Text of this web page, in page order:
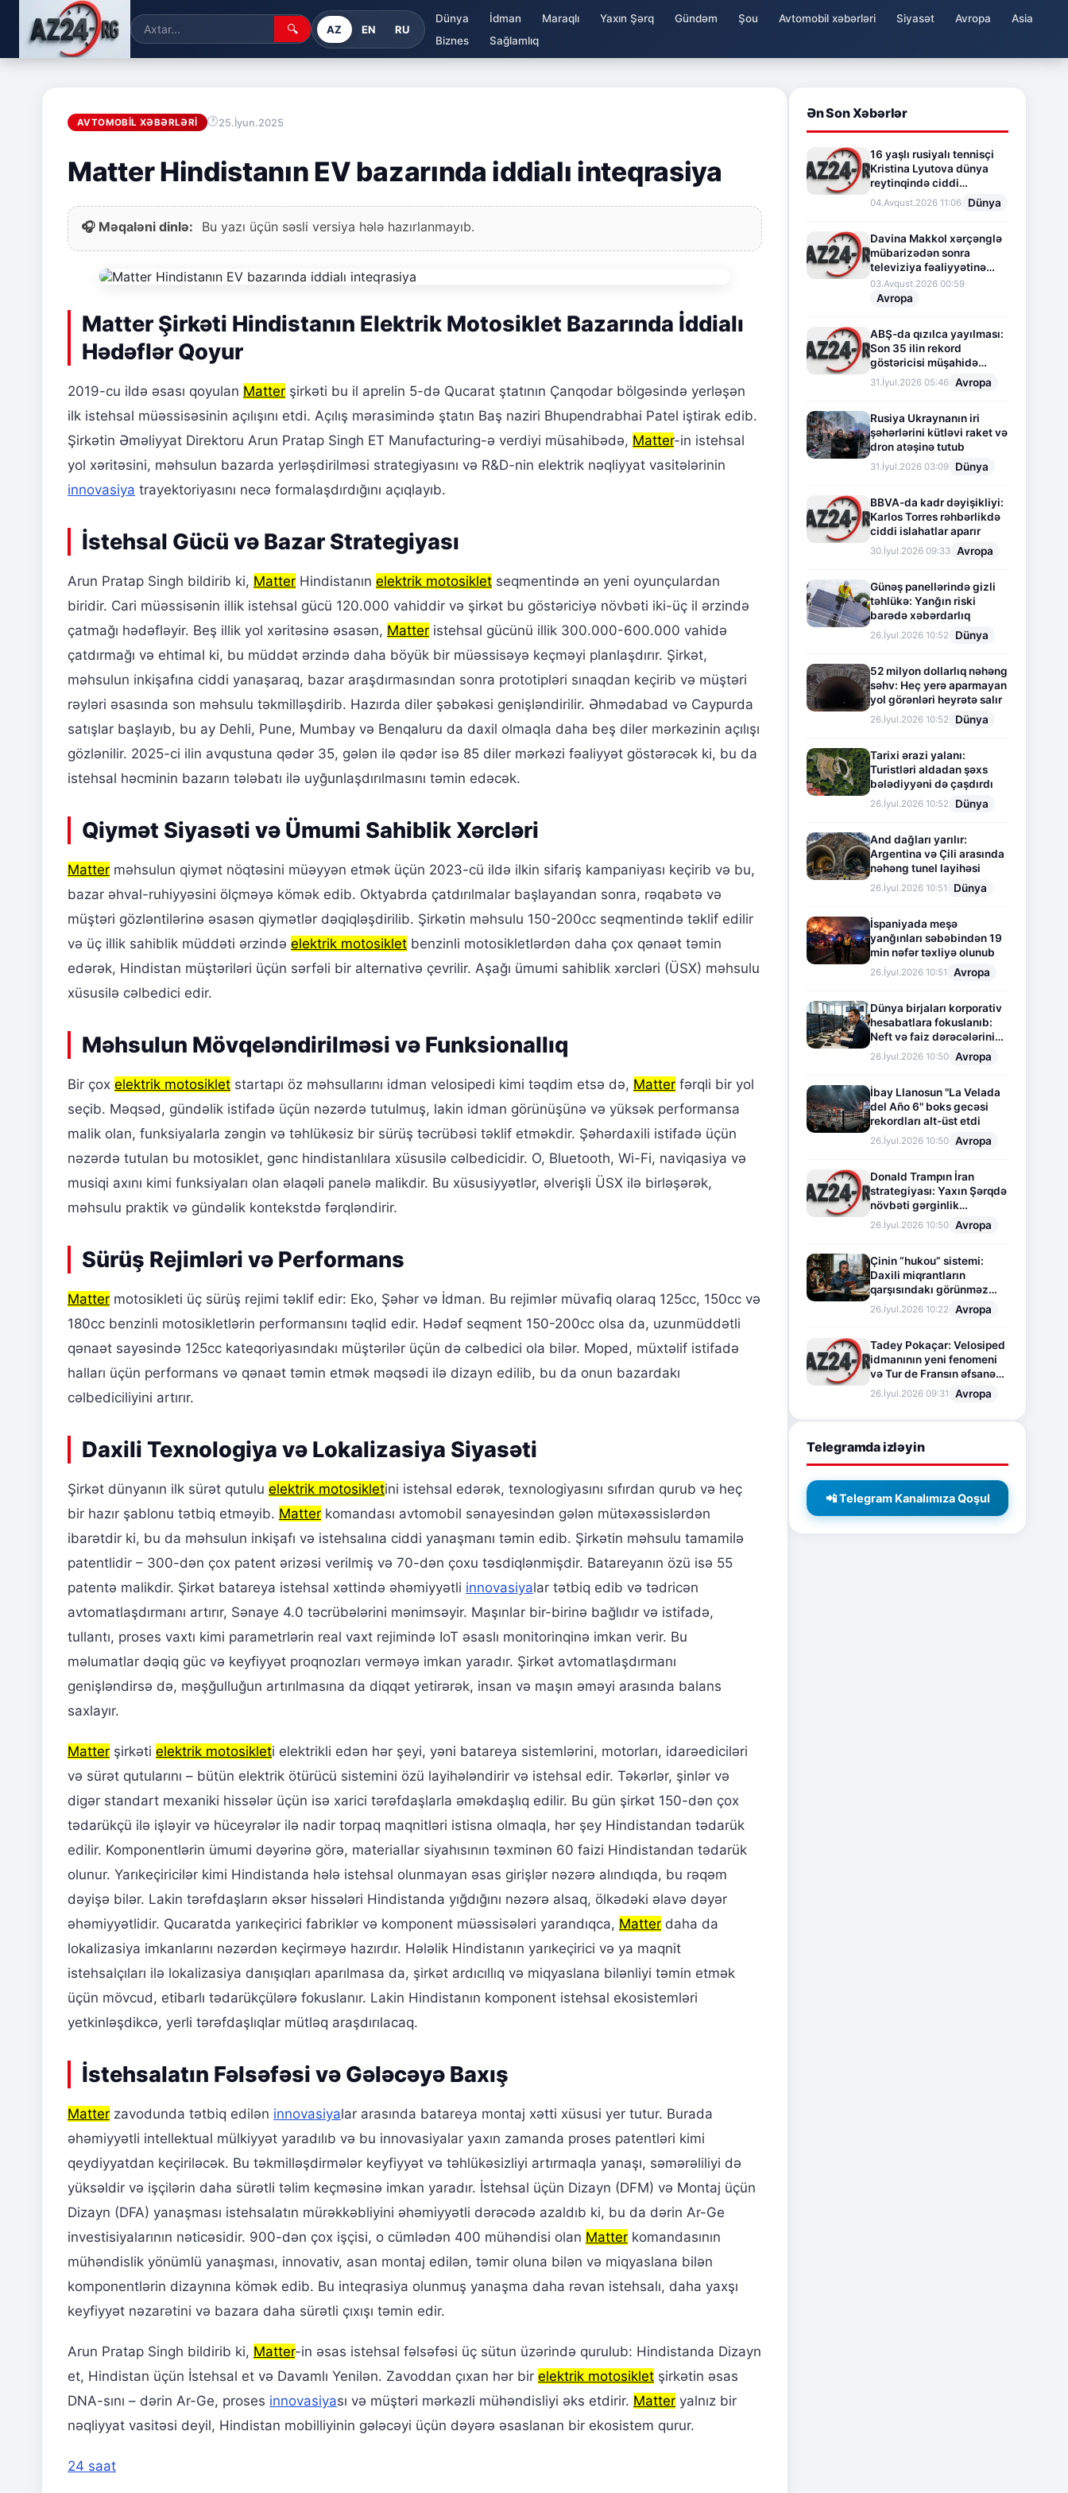
🔍 AZ EN RU
Dünya İdman Maraqlı Yaxın Şərq Gündəm Şou Avtomobil xəbərləri Siyasət Avropa
Asia
Biznes
Sağlamlıq
AVTOMOBIL XƏBƏRLƏRI 25.İyun.2025
Matter Hindistanın EV bazarında iddialı inteqrasiya
🎧 Məqaləni dinlə: Bu yazı üçün səsli versiya hələ hazırlanmayıb.
Matter Şirkəti Hindistanın Elektrik Motosiklet Bazarında İddialı
Hədəflər Qoyur
2019-cu ildə əsası qoyulan Matter şirkəti bu il aprelin 5-də Qucarat ştatının Çanqodar bölgəsində yerləşən
ilk istehsal müəssisəsinin açılışını etdi. Açılış mərasimində ştatın Baş naziri Bhupendrabhai Patel iştirak edib.
Şirkətin Əməliyyat Direktoru Arun Pratap Singh ET Manufacturing-ə verdiyi müsahibədə, Matter-in istehsal
yol xəritəsini, məhsulun bazarda yerləşdirilməsi strategiyasını və R&D-nin elektrik nəqliyyat vasitələrinin
innovasiya trayektoriyasını necə formalaşdırdığını açıqlayıb.
İstehsal Gücü və Bazar Strategiyası
Arun Pratap Singh bildirib ki, Matter Hindistanın elektrik motosiklet seqmentində ən yeni oyunçulardan
biridir. Cari müəssisənin illik istehsal gücü 120.000 vahiddir və şirkət bu göstəriciyə növbəti iki-üç il ərzində
çatmağı hədəfləyir. Beş illik yol xəritəsinə əsasən, Matter istehsal gücünü illik 300.000-600.000 vahidə
çatdırmağı və ehtimal ki, bu müddət ərzində daha böyük bir müəssisəyə keçməyi planlaşdırır. Şirkət,
məhsulun inkişafına ciddi yanaşaraq, bazar araşdırmasından sonra prototipləri sınaqdan keçirib və müştəri
rəyləri əsasında son məhsulu təkmilləşdirib. Hazırda diler şəbəkəsi genişləndirilir. Əhmədabad və Caypurda
satışlar başlayıb, bu ay Dehli, Pune, Mumbay və Benqaluru da daxil olmaqla daha beş diler mərkəzinin açılışı
gözlənilir. 2025-ci ilin avqustuna qədər 35, gələn ilə qədər isə 85 diler mərkəzi fəaliyyət göstərəcək ki, bu da
istehsal həcminin bazarın tələbatı ilə uyğunlaşdırılmasını təmin edəcək.
Qiymət Siyasəti və Ümumi Sahiblik Xərcləri
Matter məhsulun qiymət nöqtəsini müəyyən etmək üçün 2023-cü ildə ilkin sifariş kampaniyası keçirib və bu,
bazar əhval-ruhiyyəsini ölçməyə kömək edib. Oktyabrda çatdırılmalar başlayandan sonra, rəqabətə və
müştəri gözləntilərinə əsasən qiymətlər dəqiqləşdirilib. Şirkətin məhsulu 150-200cc seqmentində təklif edilir
və üç illik sahiblik müddəti ərzində elektrik motosiklet benzinli motosikletlərdən daha çox qənaət təmin
edərək, Hindistan müştəriləri üçün sərfəli bir alternativə çevrilir. Aşağı ümumi sahiblik xərcləri (ÜSX) məhsulu
xüsusilə cəlbedici edir.
Məhsulun Mövqeləndirilməsi və Funksionallıq
Bir çox elektrik motosiklet startapı öz məhsullarını idman velosipedi kimi təqdim etsə də, Matter fərqli bir yol
seçib. Məqsəd, gündəlik istifadə üçün nəzərdə tutulmuş, lakin idman görünüşünə və yüksək performansa
malik olan, funksiyalarla zəngin və təhlükəsiz bir sürüş təcrübəsi təklif etməkdir. Şəhərdaxili istifadə üçün
nəzərdə tutulan bu motosiklet, gənc hindistanlılara xüsusilə cəlbedicidir. O, Bluetooth, Wi-Fi, naviqasiya və
musiqi axını kimi funksiyaları olan əlaqəli panelə malikdir. Bu xüsusiyyətlər, əlverişli ÜSX ilə birləşərək,
məhsulu praktik və gündəlik kontekstdə fərqləndirir.
Sürüş Rejimləri və Performans
Matter motosikleti üç sürüş rejimi təklif edir: Eko, Şəhər və İdman. Bu rejimlər müvafiq olaraq 125cc, 150cc və
180cc benzinli motosikletlərin performansını təqlid edir. Hədəf seqment 150-200cc olsa da, uzunmüddətli
qənaət sayəsində 125cc kateqoriyasındakı müştərilər üçün də cəlbedici ola bilər. Moped, müxtəlif istifadə
halları üçün performans və qənaət təmin etmək məqsədi ilə dizayn edilib, bu da onun bazardakı
cəlbediciliyini artırır.
Daxili Texnologiya və Lokalizasiya Siyasəti
Şirkət dünyanın ilk sürət qutulu elektrik motosikletini istehsal edərək, texnologiyasını sıfırdan qurub və heç
bir hazır şablonu tətbiq etməyib. Matter komandası avtomobil sənayesindən gələn mütəxəssislərdən
ibarətdir ki, bu da məhsulun inkişafı və istehsalına ciddi yanaşmanı təmin edib. Şirkətin məhsulu tamamilə
patentlidir – 300-dən çox patent ərizəsi verilmiş və 70-dən çoxu təsdiqlənmişdir. Batareyanın özü isə 55
patentə malikdir. Şirkət batareya istehsal xəttində əhəmiyyətli innovasiyalar tətbiq edib və tədricən
avtomatlaşdırmanı artırır, Sənaye 4.0 təcrübələrini mənimsəyir. Maşınlar bir-birinə bağlıdır və istifadə,
tullantı, proses vaxtı kimi parametrlərin real vaxt rejimində IoT əsaslı monitorinqinə imkan verir. Bu
məlumatlar dəqiq güc və keyfiyyət proqnozları verməyə imkan yaradır. Şirkət avtomatlaşdırmanı
genişləndirsə də, məşğulluğun artırılmasına da diqqət yetirərək, insan və maşın əməyi arasında balans
saxlayır.
Matter şirkəti elektrik motosikleti elektrikli edən hər şeyi, yəni batareya sistemlərini, motorları, idarəediciləri
və sürət qutularını – bütün elektrik ötürücü sistemini özü layihələndirir və istehsal edir. Təkərlər, şinlər və
digər standart mexaniki hissələr üçün isə xarici tərəfdaşlarla əməkdaşlıq edilir. Bu gün şirkət 150-dən çox
tədarükçü ilə işləyir və hüceyrələr ilə nadir torpaq maqnitləri istisna olmaqla, hər şey Hindistandan tədarük
edilir. Komponentlərin ümumi dəyərinə görə, materiallar siyahısının təxminən 60 faizi Hindistandan tədarük
olunur. Yarıkeçiricilər kimi Hindistanda hələ istehsal olunmayan əsas girişlər nəzərə alındıqda, bu rəqəm
dəyişə bilər. Lakin tərəfdaşların əksər hissələri Hindistanda yığdığını nəzərə alsaq, ölkədəki əlavə dəyər
əhəmiyyətlidir. Qucaratda yarıkeçirici fabriklər və komponent müəssisələri yarandıqca, Matter daha da
lokalizasiya imkanlarını nəzərdən keçirməyə hazırdır. Hələlik Hindistanın yarıkeçirici və ya maqnit
istehsalçıları ilə lokalizasiya danışıqları aparılmasa da, şirkət ardıcıllıq və miqyaslana bilənliyi təmin etmək
üçün mövcud, etibarlı tədarükçülərə fokuslanır. Lakin Hindistanın komponent istehsal ekosistemləri
yetkinləşdikcə, yerli tərəfdaşlıqlar mütləq araşdırılacaq.
İstehsalatın Fəlsəfəsi və Gələcəyə Baxış
Matter zavodunda tətbiq edilən innovasiyalar arasında batareya montaj xətti xüsusi yer tutur. Burada
əhəmiyyətli intellektual mülkiyyət yaradılıb və bu innovasiyalar yaxın zamanda proses patentləri kimi
qeydiyyatdan keçiriləcək. Bu təkmilləşdirmələr keyfiyyət və təhlükəsizliyi artırmaqla yanaşı, səmərəliliyi də
yüksəldir və işçilərin daha sürətli təlim keçməsinə imkan yaradır. İstehsal üçün Dizayn (DFM) və Montaj üçün
Dizayn (DFA) yanaşması istehsalatın mürəkkəbliyini əhəmiyyətli dərəcədə azaldıb ki, bu da dərin Ar-Ge
investisiyalarının nəticəsidir. 900-dən çox işçisi, o cümlədən 400 mühəndisi olan Matter komandasının
mühəndislik yönümlü yanaşması, innovativ, asan montaj edilən, təmir oluna bilən və miqyaslana bilən
komponentlərin dizaynına kömək edib. Bu inteqrasiya olunmuş yanaşma daha rəvan istehsalı, daha yaxşı
keyfiyyət nəzarətini və bazara daha sürətli çıxışı təmin edir.
Arun Pratap Singh bildirib ki, Matter-in əsas istehsal fəlsəfəsi üç sütun üzərində qurulub: Hindistanda Dizayn
et, Hindistan üçün İstehsal et və Davamlı Yenilən. Zavoddan çıxan hər bir elektrik motosiklet şirkətin əsas
DNA-sını – dərin Ar-Ge, proses innovasiyası və müştəri mərkəzli mühəndisliyi əks etdirir. Matter yalnız bir
nəqliyyat vasitəsi deyil, Hindistan mobilliyinin gələcəyi üçün dəyərə əsaslanan bir ekosistem qurur.
24 saat
Ən Son Xəbərlər
16 yaşlı rusiyalı tennisçi
Kristina Lyutova dünya
reytinqində ciddi
irəliləyişə imza atdı
04.Avqust.2026 11:06 Dünya
Davina Makkol xərçənglə
mübarizədən sonra
televiziya fəaliyyətinə
fasilə verir
03.Avqust.2026 00:59
Avropa
ABŞ-da qızılca yayılması:
Son 35 ilin rekord
göstəricisi müşahidə
olunur
31.İyul.2026 05:46 Avropa
Rusiya Ukraynanın iri
şəhərlərini kütləvi raket və
dron atəşinə tutub
31.İyul.2026 03:09 Dünya
BBVA-da kadr dəyişikliyi:
Karlos Torres rəhbərlikdə
ciddi islahatlar aparır
30.İyul.2026 09:33 Avropa
Günəş panellərində gizli
təhlükə: Yanğın riski
barədə xəbərdarlıq
26.İyul.2026 10:52 Dünya
52 milyon dollarlıq nəhəng
səhv: Heç yerə aparmayan
yol görənləri heyrətə salır
26.İyul.2026 10:52 Dünya
Tarixi ərazi yalanı:
Turistləri aldadan şəxs
bələdiyyəni də çaşdırdı
26.İyul.2026 10:52 Dünya
And dağları yarılır:
Argentina və Çili arasında
nəhəng tunel layihəsi
26.İyul.2026 10:51 Dünya
İspaniyada meşə
yanğınları səbəbindən 19
min nəfər təxliyə olunub
26.İyul.2026 10:51 Avropa
Dünya birjaları korporativ
hesabatlara fokuslanıb:
Neft və faiz dərəcələrinin
təsiri altında cari vəziyyət
26.İyul.2026 10:50 Avropa
İbay Llanosun "La Velada
del Año 6" boks gecəsi
rekordları alt-üst etdi
26.İyul.2026 10:50 Avropa
Donald Trampın İran
strategiyası: Yaxın Şərqdə
növbəti gərginlik
mərhələsi
26.İyul.2026 10:50 Avropa
Çinin “hukou” sistemi:
Daxili miqrantların
qarşısındakı görünməz
sədd
26.İyul.2026 10:22 Avropa
Tadey Pokaçar: Velosiped
idmanının yeni fenomeni
və Tur de Fransın əfsanəvi
səhifəsi
26.İyul.2026 09:31 Avropa
Telegramda izləyin
📲 Telegram Kanalımıza Qoşul